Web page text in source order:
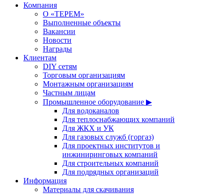
Компания
О «ТЕРЕМ»
Выполненные объекты
Вакансии
Новости
Награды
Клиентам
DIY сетям
Торговым организациям
Монтажным организациям
Частным лицам
Промышленное оборудование ▶
Для водоканалов
Для теплоснабжающих компаний
Для ЖКХ и УК
Для газовых служб (горгаз)
Для проектных институтов и
инжиниринговых компаний
Для строительных компаний
Для подрядных организаций
Информация
Материалы для скачивания